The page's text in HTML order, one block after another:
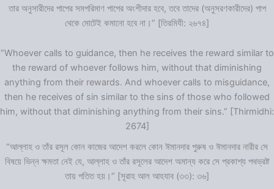
তার অনুসারীদের পাপের সমপরিমাণ পাপের অংশীদার হবে, তবে তাদের (অনুসরণকারীদের) পাপ
থেকে মোটেই কমানো হবে না।” [তিরমিযী: ২৬৭৪]
“Whoever calls to guidance, then he receives the reward similar to
the reward of whoever follows him, without that diminishing
anything from their rewards. And whoever calls to misguidance,
then he receives of sin similar to the sins of those who followed
him, without that diminishing anything from their sins.” [Thirmidhi:
2674]
“আল্লাহ ও তাঁর রসূল কোন কাজের আদেশ করলে কোন ঈমানদার পুরুষ ও ঈমানদার নারীর সে
বিষয়ে ভিন্ন ক্ষমতা নেই যে, আল্লাহ ও তাঁর রসূলের আদেশ অমান্য করে সে প্রকাশ্য পথভ্রষ্ট
তায় পতিত হয়।” [সূরাহ আল আহযাব (৩৩): ৩৬]